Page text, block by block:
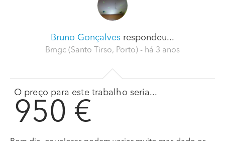
Bruno Gonçalves respondeu...
Bmgc (Santo Tirso, Porto) - há 3 anos
O preço para este trabalho seria...
950 €